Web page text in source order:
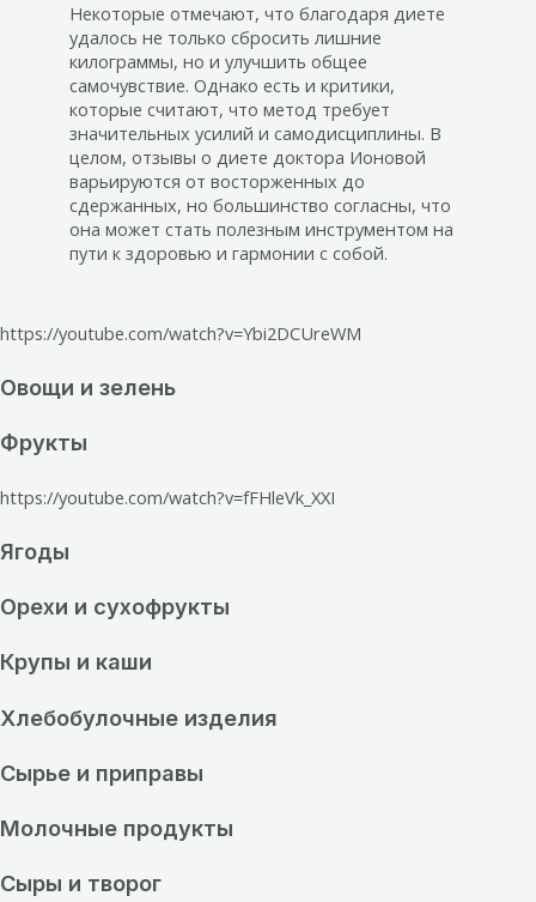
Некоторые отмечают, что благодаря диете
удалось не только сбросить лишние
килограммы, но и улучшить общее
самочувствие. Однако есть и критики,
которые считают, что метод требует
значительных усилий и самодисциплины. В
целом, отзывы о диете доктора Ионовой
варьируются от восторженных до
сдержанных, но большинство согласны, что
она может стать полезным инструментом на
пути к здоровью и гармонии с собой.
https://youtube.com/watch?v=Ybi2DCUreWM
Овощи и зелень
Фрукты
https://youtube.com/watch?v=fFHleVk_XXI
Ягоды
Орехи и сухофрукты
Крупы и каши
Хлебобулочные изделия
Сырье и приправы
Молочные продукты
Сыры и творог